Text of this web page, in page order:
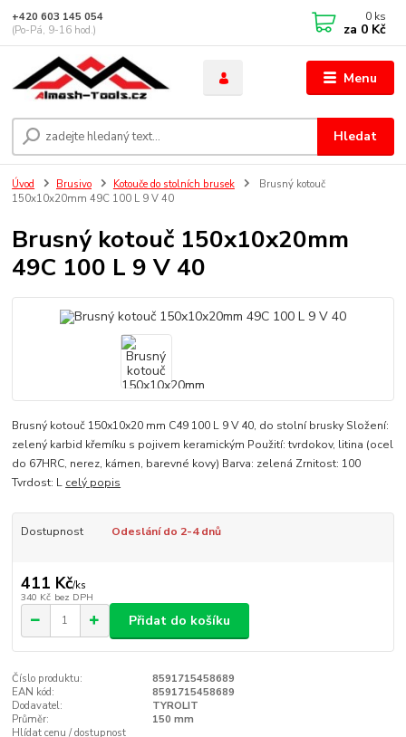
Menu
Hledat
+420 603 145 054
(Po-Pá, 9-16 hod.)
0 ks
za 0 Kč
Úvod Brusivo Kotouče do stolních brusek
Brusný kotouč
150x10x20mm 49C 100 L 9 V 40
Brusný kotouč 150x10x20mm
49C 100 L 9 V 40
Brusný kotouč 150x10x20 mm C49 100 L 9 V 40, do stolní brusky Složení:
zelený karbid křemíku s pojivem keramickým Použití: tvrdokov, litina (ocel
do 67HRC, nerez, kámen, barevné kovy) Barva: zelená Zrnitost: 100
Tvrdost: L celý popis
Dostupnost Odeslání do 2-4 dnů
411 Kč/ks
340 Kč bez DPH
Přidat do košíku
Číslo produktu:
8591715458689
EAN kód:
8591715458689
Dodavatel:
TYROLIT
Průměr:
150 mm
Hlídat cenu / dostupnost